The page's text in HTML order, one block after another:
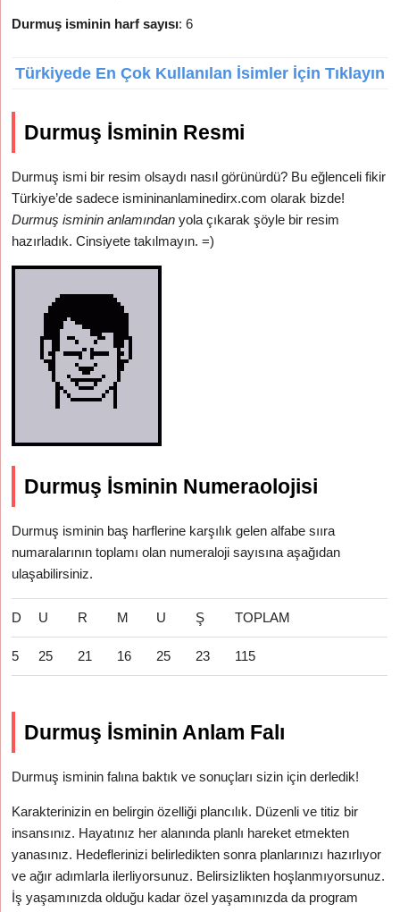
Durmuş isminin harf sayısı: 6
Türkiyede En Çok Kullanılan İsimler İçin Tıklayın
Durmuş İsminin Resmi
Durmuş ismi bir resim olsaydı nasıl görünürdü? Bu eğlenceli fikir
Türkiye’de sadece ismininanlaminedirx.com olarak bizde!
Durmuş isminin anlamından yola çıkarak şöyle bir resim
hazırladık. Cinsiyete takılmayın. =)
Durmuş İsminin Numeraolojisi
Durmuş isminin baş harflerine karşılık gelen alfabe sııra
numaralarının toplamı olan numeraloji sayısına aşağıdan
ulaşabilirsiniz.
D U R M U Ş TOPLAM
5 25 21 16 25 23 115
Durmuş İsminin Anlam Falı
Durmuş isminin falına baktık ve sonuçları sizin için derledik!
Karakterinizin en belirgin özelliği plancılık. Düzenli ve titiz bir
insansınız. Hayatınız her alanında planlı hareket etmekten
yanasınız. Hedeflerinizi belirledikten sonra planlarınızı hazırlıyor
ve ağır adımlarla ilerliyorsunuz. Belirsizlikten hoşlanmıyorsunuz.
İş yaşamınızda olduğu kadar özel yaşamınızda da program